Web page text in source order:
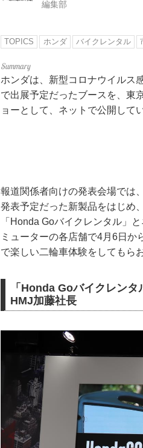
編集部
TOPICS ホンダ バイクレンタル
ホンダは、新型コロナウイルス
で出展予定だったブースを、東
ョーとして、ネットで公開して
報道関係者向けの発表会場では
発表予定だった新製品をはじめ
「Honda Goバイクレンタル」
ミューターの各店舗で4月6日
で楽しい二輪車体験をしてもら
「Honda Goバイクレンタ
HMJ加藤社長